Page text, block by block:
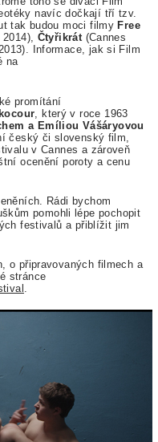
navíc dočkají tří tzv.
tak budou moci filmy Free
Čtyřikrát(Cannes
Informace, jak si Film
na
promítání
, který v roce 1963
a Emíliou Vášáryovou
český či slovenský film,
v Cannes a zároveň
ocenění poroty a cenu
Rádi bychom
pomohli lépe pochopit
festivalů a přiblížit jim
o připravovaných filmech a
stránce